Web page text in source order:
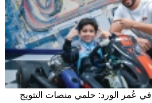
في عُمر الورد: حلمي منصات التتويج